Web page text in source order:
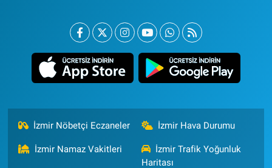
İzmir Nöbetçi Eczaneler İzmir Hava Durumu
İzmir Namaz Vakitleri
İzmir Trafik Yoğunluk
Haritası